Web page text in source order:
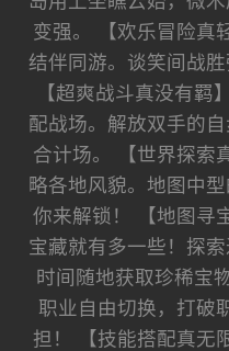
变强。 【欢乐冒险真
结伴同游。谈笑间战胜
【超爽战斗真没有羁
配战场。解放双手的
合计场。 【世界探索
略各地风貌。地图中
你来解锁！ 【地图寻
宝藏就有多一些！探
时间随地获取珍稀宝
职业自由切换，打破
担！ 【技能搭配真无